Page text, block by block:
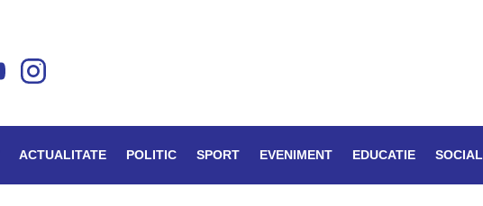
ACTUALITATE POLITIC SPORT EVENIMENT EDUCATIE SOCIAL